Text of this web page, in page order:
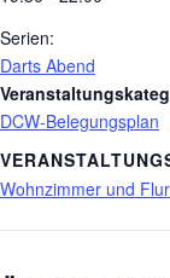
Serien:
Darts Abend
DCW-Belegungsplan
Wohnzimmer und Flur